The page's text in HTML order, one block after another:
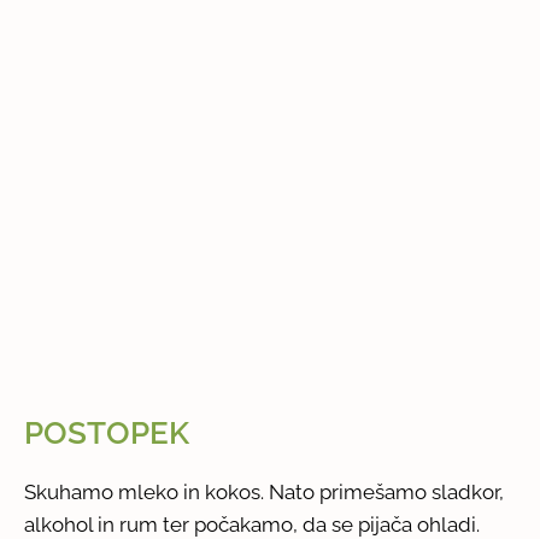
POSTOPEK
Skuhamo mleko in kokos. Nato primešamo sladkor,
alkohol in rum ter počakamo, da se pijača ohladi.